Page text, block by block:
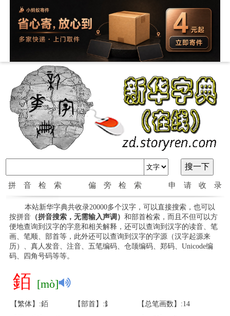
拼音检索 偏旁检索 申请收录
本站新华字典共收录20000多个汉字，可以直接搜索，也可以
按拼音（拼音搜索，无需输入声调） 和部首检索，而且不但可以方
便地查询到汉字的字意和相关解释，还可以查询到汉字的读音、笔
画、笔顺、部首等，此外还可以查询到汉字的字源（汉字起源来
历）、真人发音、注音、五笔编码、仓颉编码、郑码、Unicode编
码、四角号码等等。
銆 [mò]
【繁体】:銆 【部首】:釒 【总笔画数】:14